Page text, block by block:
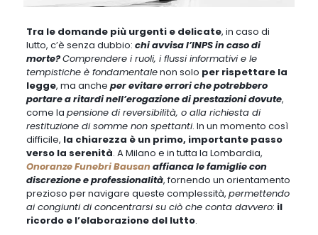
Tra le domande più urgenti e delicate, in caso di
lutto, c’è senza dubbio: chi avvisa l’INPS in caso di
morte?Comprendere i ruoli, i flussi informativi e le
tempistiche è fondamentalenon solo per rispettare la
legge, ma anche per evitare errori che potrebbero
portare a ritardi nell’erogazione di prestazioni dovute,
come la pensione di reversibilità, o alla richiesta di
restituzione di somme non spettanti. In un momento così
difficile, la chiarezza è un primo, importante passo
verso la serenità. A Milano e in tutta la Lombardia,
Onoranze Funebri Bausanaffianca le famiglie con
discrezione e professionalità, fornendo un orientamento
prezioso per navigare queste complessità, permettendo
ai congiunti di concentrarsi su ciò che conta davvero: il
ricordo e l’elaborazione del lutto.